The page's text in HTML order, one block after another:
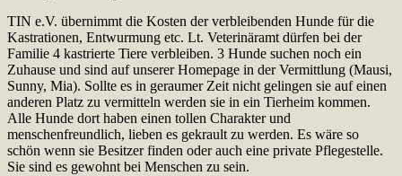
TIN e.V. übernimmt die Kosten der verbleibenden Hunde für die
Kastrationen, Entwurmung etc. Lt. Veterinäramt dürfen bei der
Familie 4 kastrierte Tiere verbleiben. 3 Hunde suchen noch ein
Zuhause und sind auf unserer Homepage in der Vermittlung (Mausi,
Sunny, Mia). Sollte es in geraumer Zeit nicht gelingen sie auf einen
anderen Platz zu vermitteln werden sie in ein Tierheim kommen.
Alle Hunde dort haben einen tollen Charakter und
menschenfreundlich, lieben es gekrault zu werden. Es wäre so
schön wenn sie Besitzer finden oder auch eine private Pflegestelle.
Sie sind es gewohnt bei Menschen zu sein.